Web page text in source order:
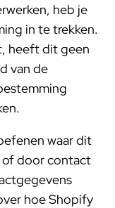
heb je
in te trekken.
heeft dit geen
van de
waar dit
of door contact
hoe Shopify